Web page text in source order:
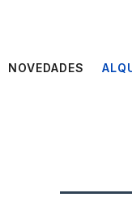
NOVEDADES